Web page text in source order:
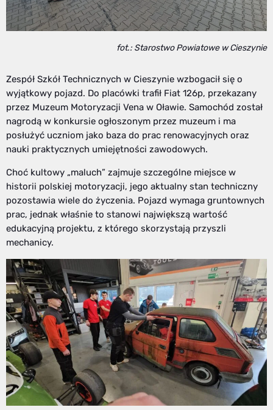
fot.: Starostwo Powiatowe w Cieszynie
Zespół Szkół Technicznych w Cieszynie wzbogacił się o
wyjątkowy pojazd. Do placówki trafił Fiat 126p, przekazany
przez Muzeum Motoryzacji Vena w Oławie. Samochód został
nagrodą w konkursie ogłoszonym przez muzeum i ma
posłużyć uczniom jako baza do prac renowacyjnych oraz
nauki praktycznych umiejętności zawodowych.
Choć kultowy „maluch” zajmuje szczególne miejsce w
historii polskiej motoryzacji, jego aktualny stan techniczny
pozostawia wiele do życzenia. Pojazd wymaga gruntownych
prac, jednak właśnie to stanowi największą wartość
edukacyjną projektu, z którego skorzystają przyszli
mechanicy.